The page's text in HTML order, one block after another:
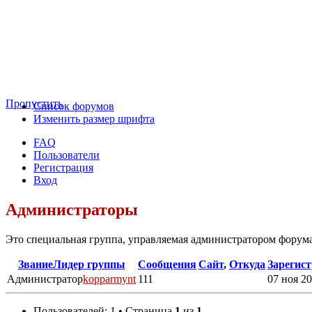
ПропуститьСписок форумов
Изменить размер шрифта
FAQ
Пользователи
Регистрация
Вход
Администраторы
Это специальная группа, управляемая администратором
ЗваниеЛидер группы СообщенияСайт, Откуда
Администраторkopparmynt 111 07 ноя